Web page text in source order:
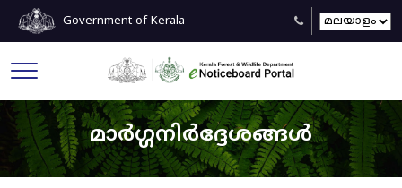
Government of Kerala
മാർഗ്ഗനിർദ്ദേശങ്ങൾ